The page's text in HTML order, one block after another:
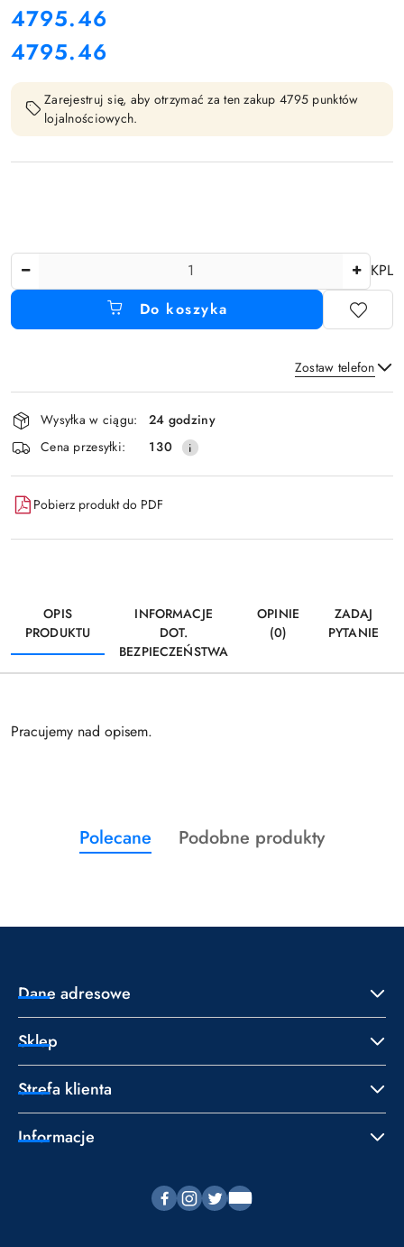
cena:
4795.46
Cena:
4795.46
Zarejestruj się, aby otrzymać za ten zakup 4795 punktów
lojalnościowych.
KPL
Do koszyka
Zostaw telefon
Wyślij
Dostępność
i
dostawa
Wysyłka w ciągu:
24 godziny
Cena przesyłki:
130
Pobierz produkt do PDF
OPIS
PRODUKTU
INFORMACJE
DOT.
BEZPIECZEŃSTWA
OPINIE
(0)
ZADAJ
PYTANIE
Pracujemy nad opisem.
Pomiń karuzelę produktów
Produkty
o
Polecane
Produkty
Podobne produkty
Dane adresowe
Sklep
Strefa klienta
Informacje